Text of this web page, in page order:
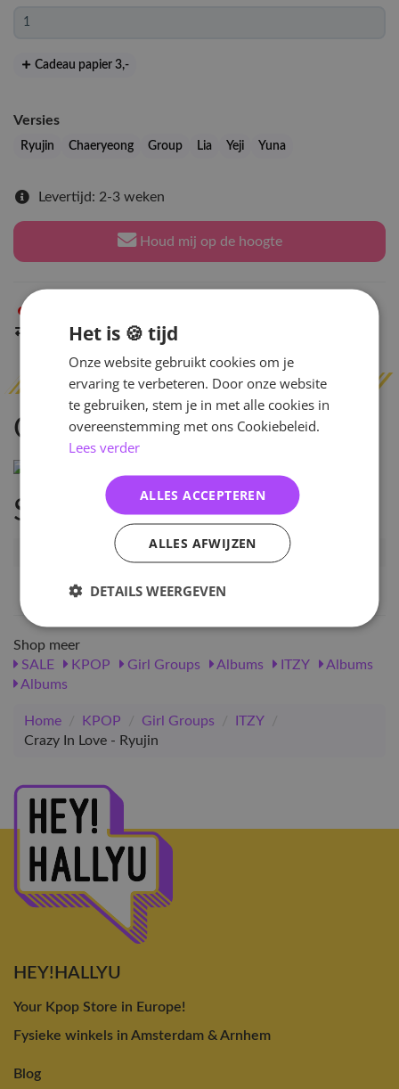
Cadeau papier 3,-
Versies
Ryujin Chaeryeong Group Lia Yeji Yuna
Levertijd: 2-3 weken
Houd mij op de hoogte
Indien op voorraadbinnen 2 werkdagen
Omschrijving
Specificaties
Artikelnummer
10601
EAN nummer
Shop meer
SALE
KPOP Girl Groups Albums ITZY
Albums
Albums
Home / KPOP / Girl Groups / ITZY
/
Crazy In Love - Ryujin
HEY!HALLYU
Your Kpop Store in Europe!
Fysieke winkels in Amsterdam & Arnhem
Blog
Het is 🍪 tijd
Onze website gebruikt cookies om je
ervaring te verbeteren. Door onze website
te gebruiken, stem je in met alle cookies in
overeenstemming met ons Cookiebeleid.
Lees verder
ALLES ACCEPTEREN
ALLES AFWIJZEN
DETAILS WEERGEVEN